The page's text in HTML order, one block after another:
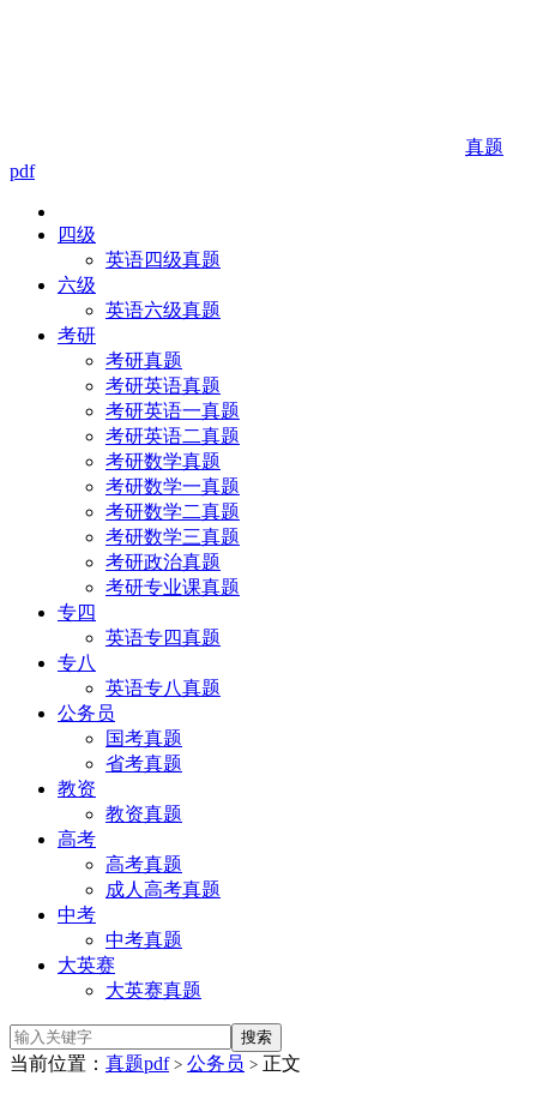
真题
pdf
四级
英语四级真题
六级
英语六级真题
考研
考研真题
考研英语真题
考研英语一真题
考研英语二真题
考研数学真题
考研数学一真题
考研数学二真题
考研数学三真题
考研政治真题
考研专业课真题
专四
英语专四真题
专八
英语专八真题
公务员
国考真题
省考真题
教资
教资真题
高考
高考真题
成人高考真题
中考
中考真题
大英赛
大英赛真题
当前位置： 真题pdf > 公务员 > 正文